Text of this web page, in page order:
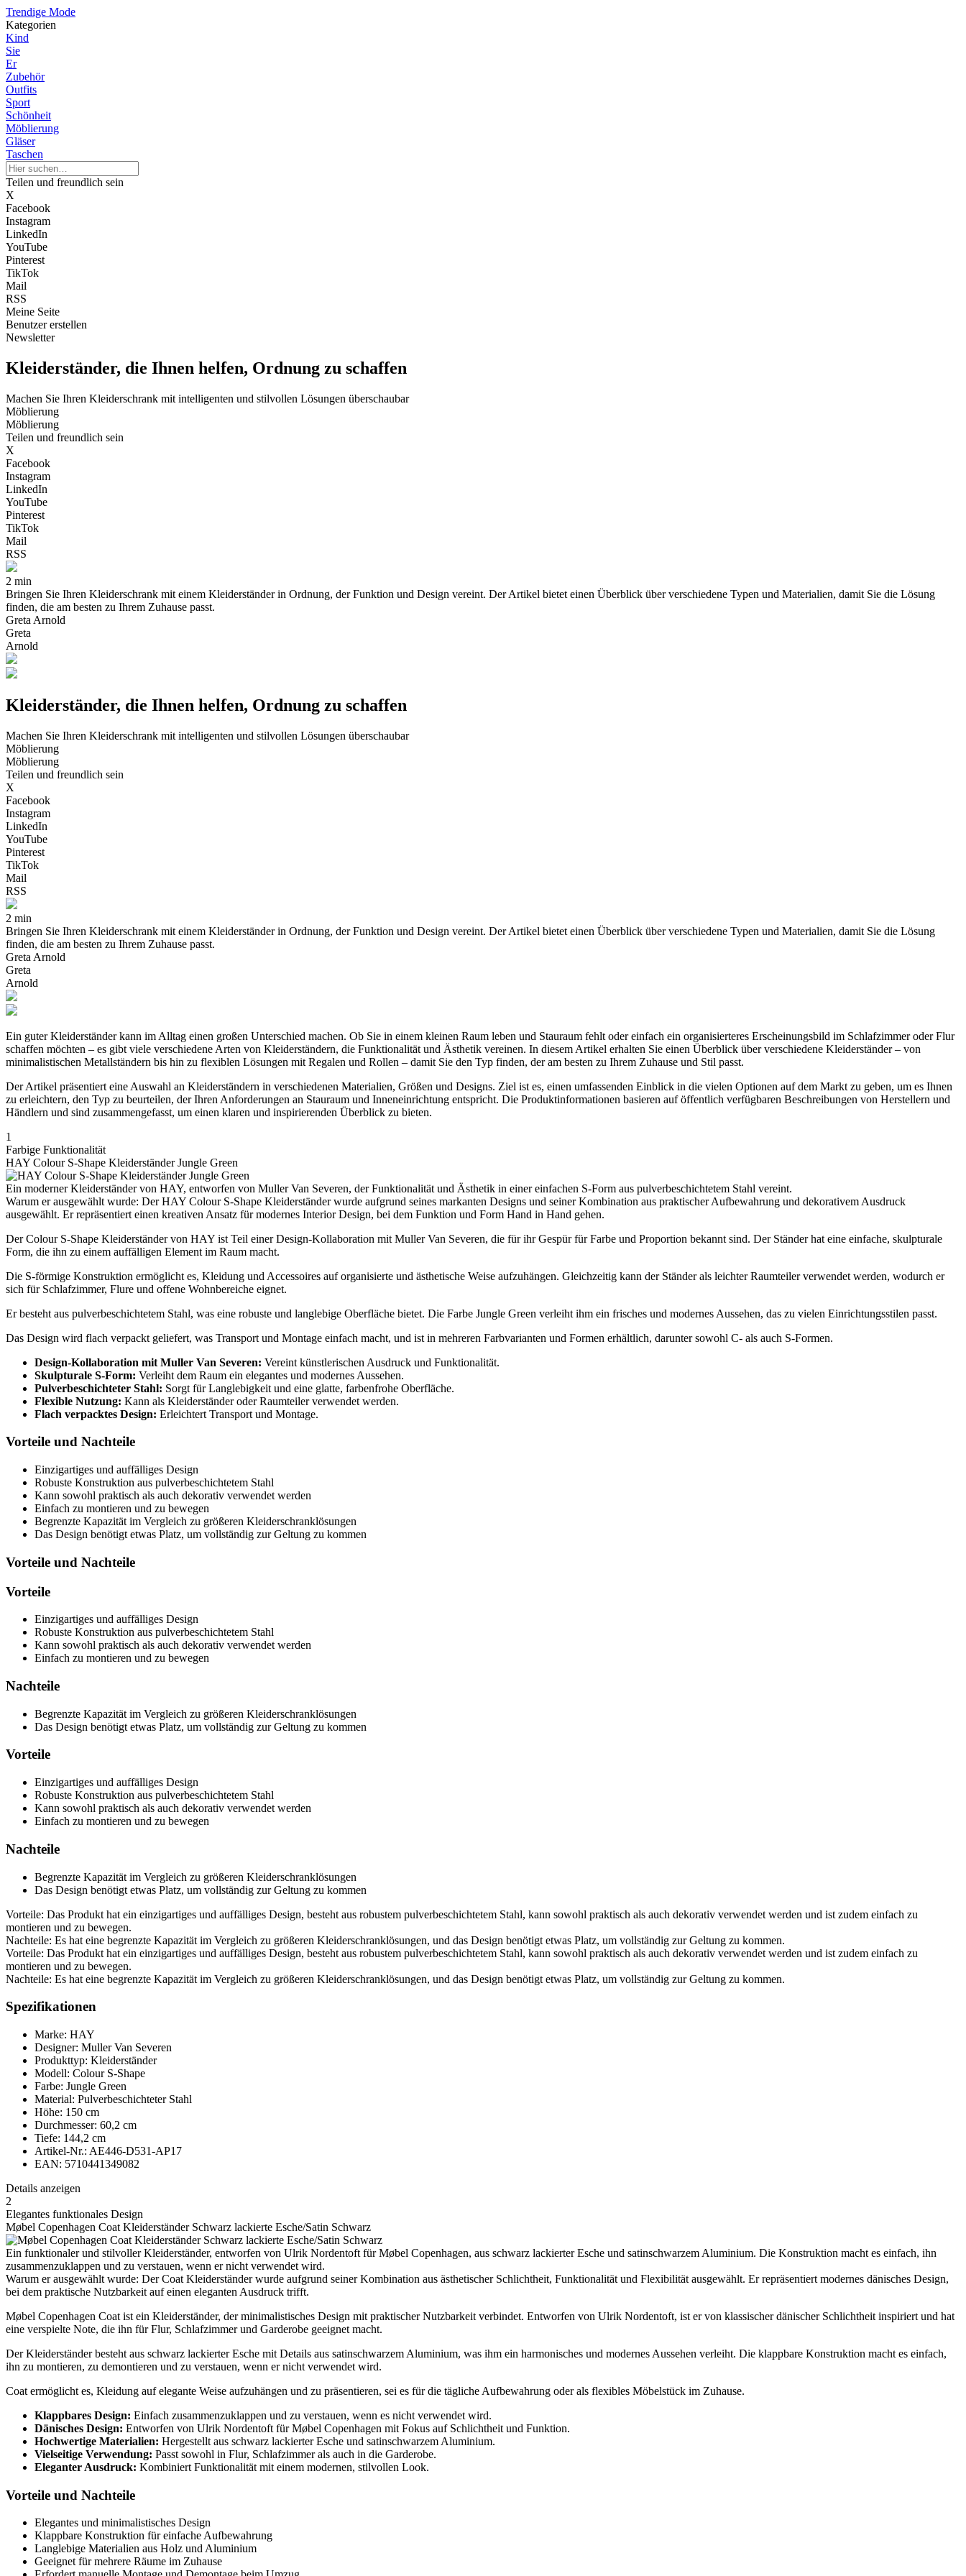
Trendige Mode
Kategorien
Kind
Sie
Er
Zubehör
Outfits
Sport
Schönheit
Möblierung
Gläser
Taschen
Teilen und freundlich sein
X
Facebook
Instagram
LinkedIn
YouTube
Pinterest
TikTok
Mail
RSS
Meine Seite
Benutzer erstellen
Newsletter
Kleiderständer, die Ihnen helfen, Ordnung zu schaffen
Machen Sie Ihren Kleiderschrank mit intelligenten und stilvollen Lösungen überschaubar
Möblierung
Möblierung
Teilen und freundlich sein
X
Facebook
Instagram
LinkedIn
YouTube
Pinterest
TikTok
Mail
RSS
2 min
Bringen Sie Ihren Kleiderschrank mit einem Kleiderständer in Ordnung, der Funktion und Design vereint. Der Artikel bietet einen Überblick über verschiedene Typen und Materialien, damit Sie die Lösung
finden, die am besten zu Ihrem Zuhause passt.
Greta Arnold
Greta
Arnold
Kleiderständer, die Ihnen helfen, Ordnung zu schaffen
Machen Sie Ihren Kleiderschrank mit intelligenten und stilvollen Lösungen überschaubar
Möblierung
Möblierung
Teilen und freundlich sein
X
Facebook
Instagram
LinkedIn
YouTube
Pinterest
TikTok
Mail
RSS
2 min
Bringen Sie Ihren Kleiderschrank mit einem Kleiderständer in Ordnung, der Funktion und Design vereint. Der Artikel bietet einen Überblick über verschiedene Typen und Materialien, damit Sie die Lösung
finden, die am besten zu Ihrem Zuhause passt.
Greta Arnold
Greta
Arnold
Ein guter Kleiderständer kann im Alltag einen großen Unterschied machen. Ob Sie in einem kleinen Raum leben und Stauraum fehlt oder einfach ein organisierteres Erscheinungsbild im Schlafzimmer oder Flur
schaffen möchten – es gibt viele verschiedene Arten von Kleiderständern, die Funktionalität und Ästhetik vereinen. In diesem Artikel erhalten Sie einen Überblick über verschiedene Kleiderständer – von
minimalistischen Metallständern bis hin zu flexiblen Lösungen mit Regalen und Rollen – damit Sie den Typ finden, der am besten zu Ihrem Zuhause und Stil passt.
Der Artikel präsentiert eine Auswahl an Kleiderständern in verschiedenen Materialien, Größen und Designs. Ziel ist es, einen umfassenden Einblick in die vielen Optionen auf dem Markt zu geben, um es Ihnen
zu erleichtern, den Typ zu beurteilen, der Ihren Anforderungen an Stauraum und Inneneinrichtung entspricht. Die Produktinformationen basieren auf öffentlich verfügbaren Beschreibungen von Herstellern und
Händlern und sind zusammengefasst, um einen klaren und inspirierenden Überblick zu bieten.
1
Farbige Funktionalität
HAY Colour S-Shape Kleiderständer Jungle Green
Ein moderner Kleiderständer von HAY, entworfen von Muller Van Severen, der Funktionalität und Ästhetik in einer einfachen S-Form aus pulverbeschichtetem Stahl vereint.
Warum er ausgewählt wurde: Der HAY Colour S-Shape Kleiderständer wurde aufgrund seines markanten Designs und seiner Kombination aus praktischer Aufbewahrung und dekorativem Ausdruck
ausgewählt. Er repräsentiert einen kreativen Ansatz für modernes Interior Design, bei dem Funktion und Form Hand in Hand gehen.
Der Colour S-Shape Kleiderständer von HAY ist Teil einer Design-Kollaboration mit Muller Van Severen, die für ihr Gespür für Farbe und Proportion bekannt sind. Der Ständer hat eine einfache, skulpturale
Form, die ihn zu einem auffälligen Element im Raum macht.
Die S-förmige Konstruktion ermöglicht es, Kleidung und Accessoires auf organisierte und ästhetische Weise aufzuhängen. Gleichzeitig kann der Ständer als leichter Raumteiler verwendet werden, wodurch er
sich für Schlafzimmer, Flure und offene Wohnbereiche eignet.
Er besteht aus pulverbeschichtetem Stahl, was eine robuste und langlebige Oberfläche bietet. Die Farbe Jungle Green verleiht ihm ein frisches und modernes Aussehen, das zu vielen Einrichtungsstilen passt.
Das Design wird flach verpackt geliefert, was Transport und Montage einfach macht, und ist in mehreren Farbvarianten und Formen erhältlich, darunter sowohl C- als auch S-Formen.
Design-Kollaboration mit Muller Van Severen: Vereint künstlerischen Ausdruck und Funktionalität.
Skulpturale S-Form: Verleiht dem Raum ein elegantes und modernes Aussehen.
Pulverbeschichteter Stahl: Sorgt für Langlebigkeit und eine glatte, farbenfrohe Oberfläche.
Flexible Nutzung: Kann als Kleiderständer oder Raumteiler verwendet werden.
Flach verpacktes Design: Erleichtert Transport und Montage.
Vorteile und Nachteile
Einzigartiges und auffälliges Design
Robuste Konstruktion aus pulverbeschichtetem Stahl
Kann sowohl praktisch als auch dekorativ verwendet werden
Einfach zu montieren und zu bewegen
Begrenzte Kapazität im Vergleich zu größeren Kleiderschranklösungen
Das Design benötigt etwas Platz, um vollständig zur Geltung zu kommen
Vorteile und Nachteile
Vorteile
Einzigartiges und auffälliges Design
Robuste Konstruktion aus pulverbeschichtetem Stahl
Kann sowohl praktisch als auch dekorativ verwendet werden
Einfach zu montieren und zu bewegen
Nachteile
Begrenzte Kapazität im Vergleich zu größeren Kleiderschranklösungen
Das Design benötigt etwas Platz, um vollständig zur Geltung zu kommen
Vorteile
Einzigartiges und auffälliges Design
Robuste Konstruktion aus pulverbeschichtetem Stahl
Kann sowohl praktisch als auch dekorativ verwendet werden
Einfach zu montieren und zu bewegen
Nachteile
Begrenzte Kapazität im Vergleich zu größeren Kleiderschranklösungen
Das Design benötigt etwas Platz, um vollständig zur Geltung zu kommen
Vorteile: Das Produkt hat ein einzigartiges und auffälliges Design, besteht aus robustem pulverbeschichtetem Stahl, kann sowohl praktisch als auch dekorativ verwendet werden und ist zudem einfach zu
montieren und zu bewegen.
Nachteile: Es hat eine begrenzte Kapazität im Vergleich zu größeren Kleiderschranklösungen, und das Design benötigt etwas Platz, um vollständig zur Geltung zu kommen.
Vorteile: Das Produkt hat ein einzigartiges und auffälliges Design, besteht aus robustem pulverbeschichtetem Stahl, kann sowohl praktisch als auch dekorativ verwendet werden und ist zudem einfach zu
montieren und zu bewegen.
Nachteile: Es hat eine begrenzte Kapazität im Vergleich zu größeren Kleiderschranklösungen, und das Design benötigt etwas Platz, um vollständig zur Geltung zu kommen.
Spezifikationen
Marke: HAY
Designer: Muller Van Severen
Produkttyp: Kleiderständer
Modell: Colour S-Shape
Farbe: Jungle Green
Material: Pulverbeschichteter Stahl
Höhe: 150 cm
Durchmesser: 60,2 cm
Tiefe: 144,2 cm
Artikel-Nr.: AE446-D531-AP17
EAN: 5710441349082
Details anzeigen
2
Elegantes funktionales Design
Møbel Copenhagen Coat Kleiderständer Schwarz lackierte Esche/Satin Schwarz
Ein funktionaler und stilvoller Kleiderständer, entworfen von Ulrik Nordentoft für Møbel Copenhagen, aus schwarz lackierter Esche und satinschwarzem Aluminium. Die Konstruktion macht es einfach, ihn
zusammenzuklappen und zu verstauen, wenn er nicht verwendet wird.
Warum er ausgewählt wurde: Der Coat Kleiderständer wurde aufgrund seiner Kombination aus ästhetischer Schlichtheit, Funktionalität und Flexibilität ausgewählt. Er repräsentiert modernes dänisches Design,
bei dem praktische Nutzbarkeit auf einen eleganten Ausdruck trifft.
Møbel Copenhagen Coat ist ein Kleiderständer, der minimalistisches Design mit praktischer Nutzbarkeit verbindet. Entworfen von Ulrik Nordentoft, ist er von klassischer dänischer Schlichtheit inspiriert und hat
eine verspielte Note, die ihn für Flur, Schlafzimmer und Garderobe geeignet macht.
Der Kleiderständer besteht aus schwarz lackierter Esche mit Details aus satinschwarzem Aluminium, was ihm ein harmonisches und modernes Aussehen verleiht. Die klappbare Konstruktion macht es einfach,
ihn zu montieren, zu demontieren und zu verstauen, wenn er nicht verwendet wird.
Coat ermöglicht es, Kleidung auf elegante Weise aufzuhängen und zu präsentieren, sei es für die tägliche Aufbewahrung oder als flexibles Möbelstück im Zuhause.
Klappbares Design: Einfach zusammenzuklappen und zu verstauen, wenn es nicht verwendet wird.
Dänisches Design: Entworfen von Ulrik Nordentoft für Møbel Copenhagen mit Fokus auf Schlichtheit und Funktion.
Hochwertige Materialien: Hergestellt aus schwarz lackierter Esche und satinschwarzem Aluminium.
Vielseitige Verwendung: Passt sowohl in Flur, Schlafzimmer als auch in die Garderobe.
Eleganter Ausdruck: Kombiniert Funktionalität mit einem modernen, stilvollen Look.
Vorteile und Nachteile
Elegantes und minimalistisches Design
Klappbare Konstruktion für einfache Aufbewahrung
Langlebige Materialien aus Holz und Aluminium
Geeignet für mehrere Räume im Zuhause